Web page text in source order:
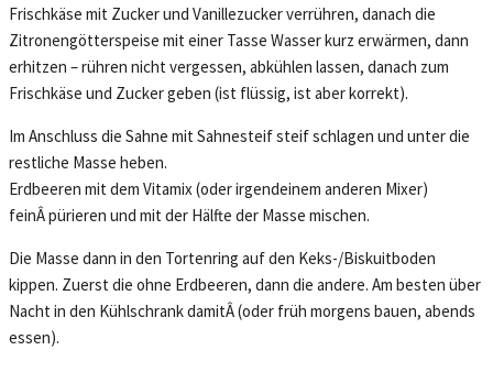
Frischkäse mit Zucker und Vanillezucker verrühren, danach die
Zitronengötterspeise mit einer Tasse Wasser kurz erwärmen, dann
erhitzen – rühren nicht vergessen, abkühlen lassen, danach zum
Frischkäse und Zucker geben (ist flüssig, ist aber korrekt).
Im Anschluss die Sahne mit Sahnesteif steif schlagen und unter die
restliche Masse heben.
Erdbeeren mit dem Vitamix (oder irgendeinem anderen Mixer)
feinÂ pürieren und mit der Hälfte der Masse mischen.
Die Masse dann in den Tortenring auf den Keks-/Biskuitboden
kippen. Zuerst die ohne Erdbeeren, dann die andere. Am besten über
Nacht in den Kühlschrank damitÂ (oder früh morgens bauen, abends
essen).